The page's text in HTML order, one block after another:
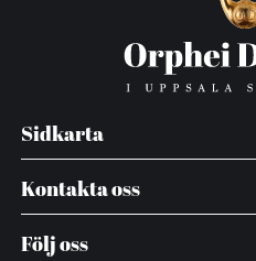
Sidkarta
Kontakta oss
Följ oss